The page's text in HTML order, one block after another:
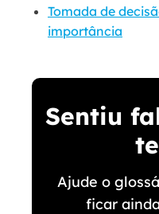
Tomada de
importância
Sentiu
Ajude o
ficar